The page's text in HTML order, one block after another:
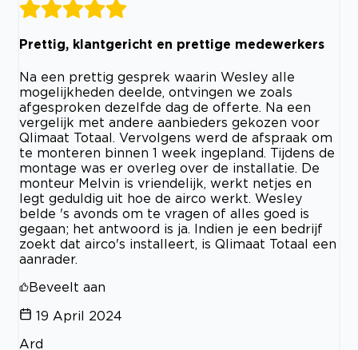
Prettig, klantgericht en prettige medewerkers
Na een prettig gesprek waarin Wesley alle
mogelijkheden deelde, ontvingen we zoals
afgesproken dezelfde dag de offerte. Na een
vergelijk met andere aanbieders gekozen voor
Qlimaat Totaal. Vervolgens werd de afspraak om
te monteren binnen 1 week ingepland. Tijdens de
montage was er overleg over de installatie. De
monteur Melvin is vriendelijk, werkt netjes en
legt geduldig uit hoe de airco werkt. Wesley
belde 's avonds om te vragen of alles goed is
gegaan; het antwoord is ja. Indien je een bedrijf
zoekt dat airco's installeert, is Qlimaat Totaal een
aanrader.
Beveelt aan
19 April 2024
Ard